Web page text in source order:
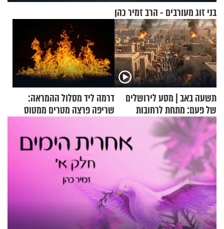
בני זוג מעורבים - הרב זמיר כהן
תשעה באב | מסע לירושלים
של פעם: מתחת לרחובות
ירושלים
דרמה ליד מסלול ההמראה:
שריפה פרצה מטרים ממטוס